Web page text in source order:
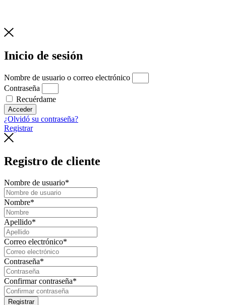
Inicio de sesión
Nombre de usuario o correo electrónico
Contraseña
Recuérdame
Acceder
¿Olvidó su contraseña?
Registrar
Registro de cliente
Nombre de usuario*
Nombre*
Apellido*
Correo electrónico*
Contraseña*
Confirmar contraseña*
Registrar